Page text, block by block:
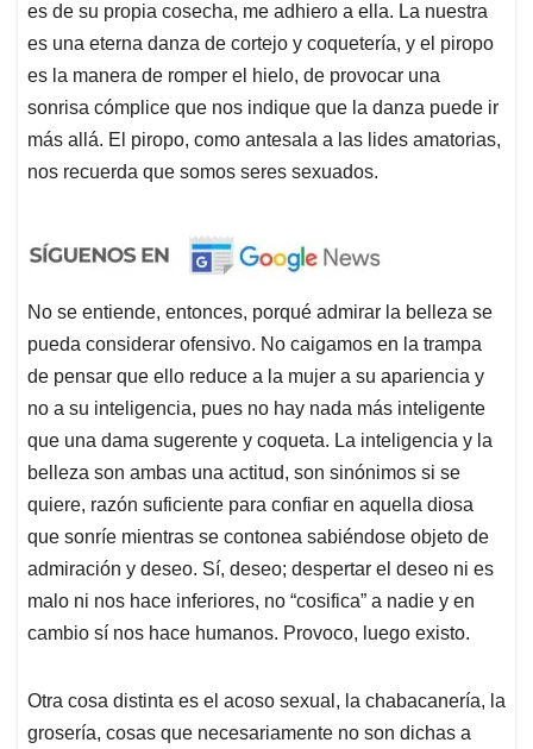
es de su propia cosecha, me adhiero a ella. La nuestra
es una eterna danza de cortejo y coquetería, y el piropo
es la manera de romper el hielo, de provocar una
sonrisa cómplice que nos indique que la danza puede ir
más allá. El piropo, como antesala a las lides amatorias,
nos recuerda que somos seres sexuados.
No se entiende, entonces, porqué admirar la belleza se
pueda considerar ofensivo. No caigamos en la trampa
de pensar que ello reduce a la mujer a su apariencia y
no a su inteligencia, pues no hay nada más inteligente
que una dama sugerente y coqueta. La inteligencia y la
belleza son ambas una actitud, son sinónimos si se
quiere, razón suficiente para confiar en aquella diosa
que sonríe mientras se contonea sabiéndose objeto de
admiración y deseo. Sí, deseo; despertar el deseo ni es
malo ni nos hace inferiores, no “cosifica” a nadie y en
cambio sí nos hace humanos. Provoco, luego existo.
Otra cosa distinta es el acoso sexual, la chabacanería, la
grosería, cosas que necesariamente no son dichas a